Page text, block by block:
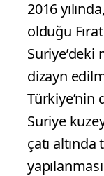
2016
olduğu
dizayn
Türkiye’nin
Suriye
çatı